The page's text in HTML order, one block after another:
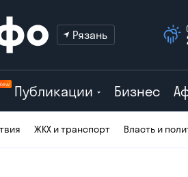
Рязань
Публикации Бизнес
ЖКХ и транспорт Власть и